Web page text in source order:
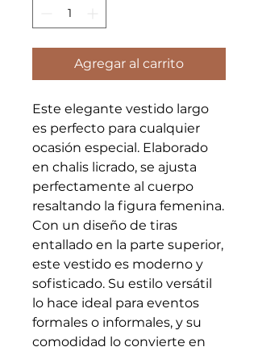
Agregar al carrito
Este elegante vestido largo
es perfecto para cualquier
ocasión especial. Elaborado
en chalis licrado, se ajusta
perfectamente al cuerpo
resaltando la figura femenina.
Con un diseño de tiras
entallado en la parte superior,
este vestido es moderno y
sofisticado. Su estilo versátil
lo hace ideal para eventos
formales o informales, y su
comodidad lo convierte en